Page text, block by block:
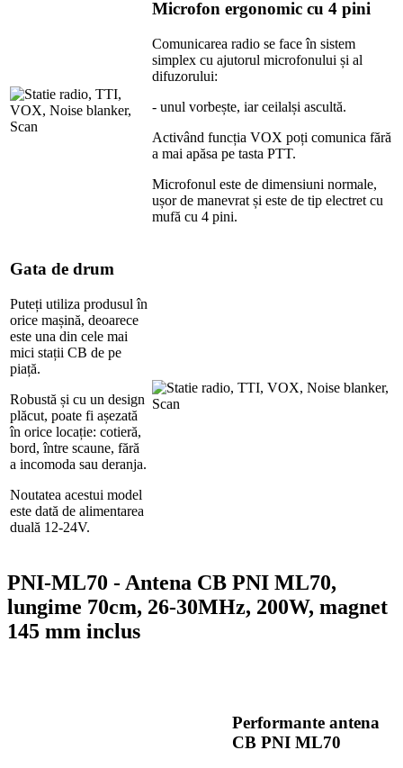
Microfon ergonomic cu 4 pini
Comunicarea radio se face în sistem
simplex cu ajutorul microfonului și al
difuzorului:
- unul vorbește, iar ceilalși ascultă.
Activând funcția VOX poți comunica fără
a mai apăsa pe tasta PTT.
Microfonul este de dimensiuni normale,
ușor de manevrat și este de tip electret cu
mufă cu 4 pini.
Gata de drum
Puteți utiliza produsul în
orice mașină, deoarece
este una din cele mai
mici stații CB de pe
piață.
Robustă și cu un design
plăcut, poate fi așezată
în orice locație: cotieră,
bord, între scaune, fără
a incomoda sau deranja.
Noutatea acestui model
este dată de alimentarea
duală 12-24V.
PNI-ML70 - Antena CB PNI ML70,
lungime 70cm, 26-30MHz, 200W, magnet
145 mm inclus
Performante antena
CB PNI ML70